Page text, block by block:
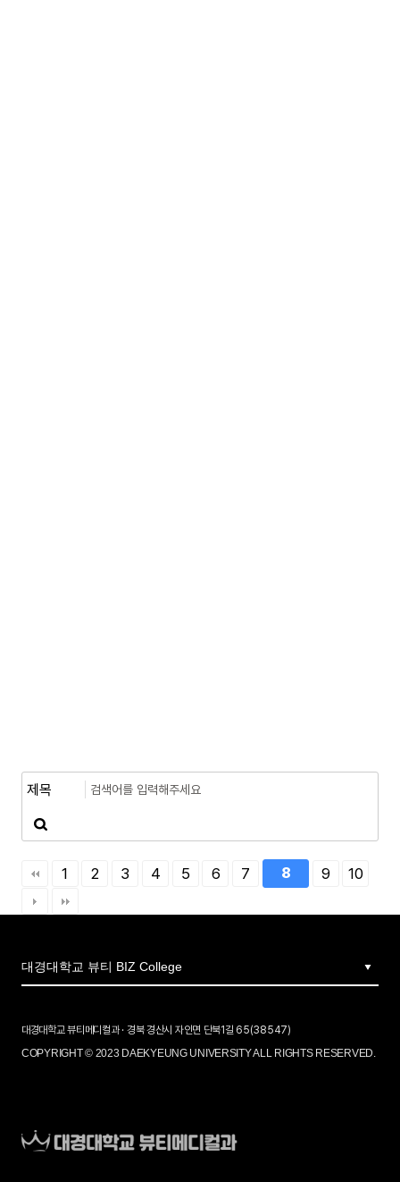
입장준비중인 학생들
1 2 3 4 5 6 7 8 9 10
대경대학교 뷰티메디컬과 · 경북 경산시 자인면 단북1길 65(38547)
COPYRIGHT © 2023 DAEKYEUNG UNIVERSITY ALL RIGHTS RESERVED.